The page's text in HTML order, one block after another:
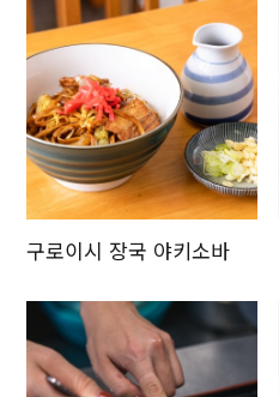
구로이시 장국 야키소바